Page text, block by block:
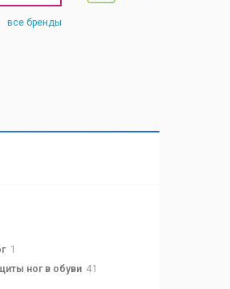
все бренды
1
ног в обуви 41